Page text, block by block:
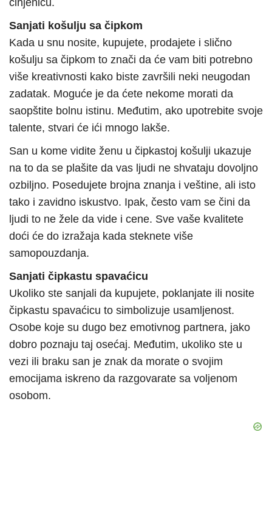
činjenicu.
Sanjati košulju sa čipkom
Kada u snu nosite, kupujete, prodajete i slično
košulju sa čipkom to znači da će vam biti potrebno
više kreativnosti kako biste završili neki neugodan
zadatak. Moguće je da ćete nekome morati da
saopštite bolnu istinu. Međutim, ako upotrebite svoje
talente, stvari će ići mnogo lakše.
San u kome vidite ženu u čipkastoj košulji ukazuje
na to da se plašite da vas ljudi ne shvataju dovoljno
ozbiljno. Posedujete brojna znanja i veštine, ali isto
tako i zavidno iskustvo. Ipak, često vam se čini da
ljudi to ne žele da vide i cene. Sve vaše kvalitete
doći će do izražaja kada steknete više
samopouzdanja.
Sanjati čipkastu spavaćicu
Ukoliko ste sanjali da kupujete, poklanjate ili nosite
čipkastu spavaćicu to simbolizuje usamljenost.
Osobe koje su dugo bez emotivnog partnera, jako
dobro poznaju taj osećaj. Međutim, ukoliko ste u
vezi ili braku san je znak da morate o svojim
emocijama iskreno da razgovarate sa voljenom
osobom.